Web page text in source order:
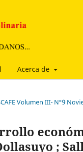
Acerca de
Volumen III- N°9
;